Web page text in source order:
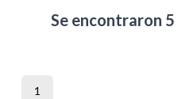
Se encontraron 5
1